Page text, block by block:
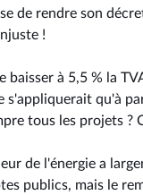
de rendre son
!
baisser à 5,5 % la
s'appliquerait qu'à
tous les projets ?
de l'énergie a
publics, mais le